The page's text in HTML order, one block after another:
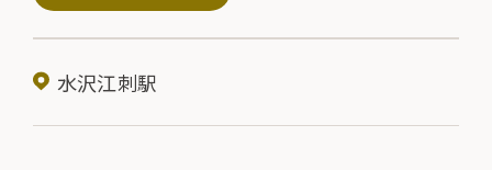
水沢江刺駅